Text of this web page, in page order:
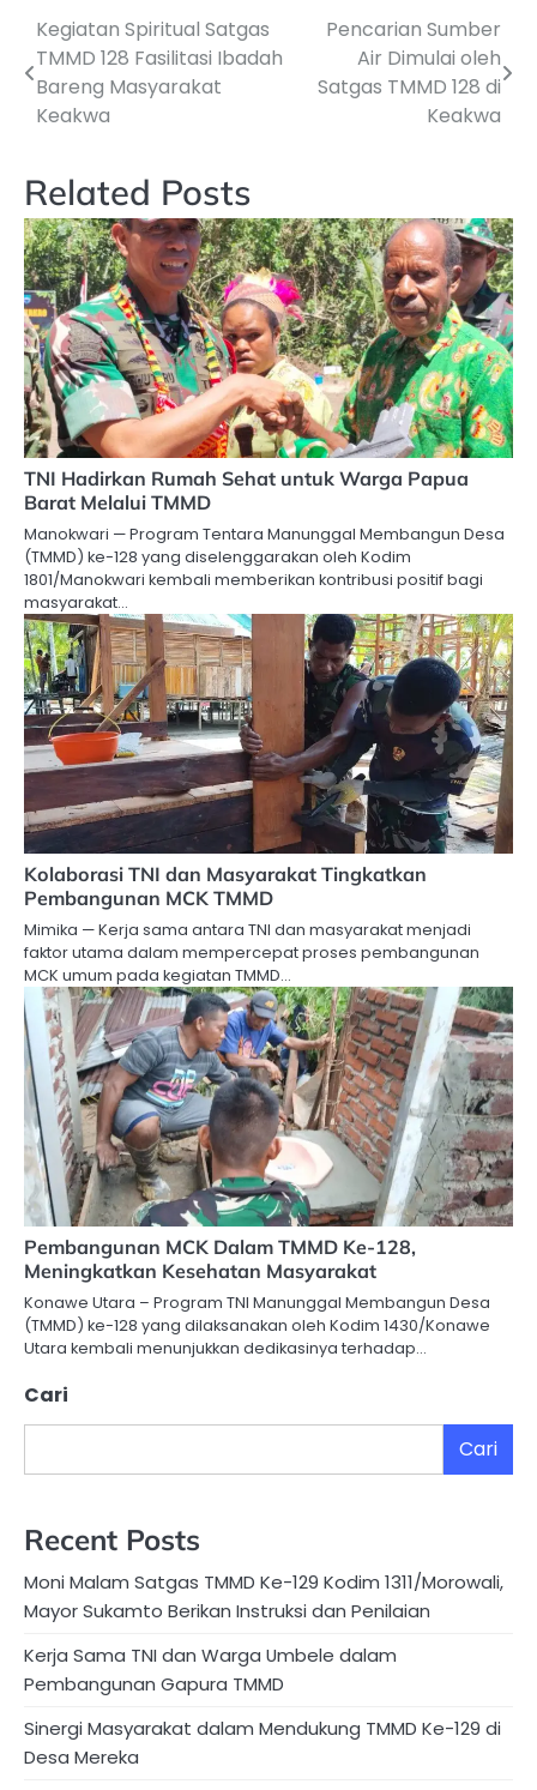
Navigasi
pos
Kegiatan Spiritual Satgas
TMMD 128 Fasilitasi Ibadah
Bareng Masyarakat
Keakwa
Pencarian Sumber
Air Dimulai oleh
Satgas TMMD 128 di
Keakwa
Related Posts
TNI Hadirkan Rumah Sehat untuk Warga Papua
Barat Melalui TMMD
Manokwari — Program Tentara Manunggal Membangun Desa
(TMMD) ke-128 yang diselenggarakan oleh Kodim
1801/Manokwari kembali memberikan kontribusi positif bagi
masyarakat…
Kolaborasi TNI dan Masyarakat Tingkatkan
Pembangunan MCK TMMD
Mimika — Kerja sama antara TNI dan masyarakat menjadi
faktor utama dalam mempercepat proses pembangunan
MCK umum pada kegiatan TMMD…
Pembangunan MCK Dalam TMMD Ke-128,
Meningkatkan Kesehatan Masyarakat
Konawe Utara – Program TNI Manunggal Membangun Desa
(TMMD) ke-128 yang dilaksanakan oleh Kodim 1430/Konawe
Utara kembali menunjukkan dedikasinya terhadap…
Cari
Cari
Recent Posts
Moni Malam Satgas TMMD Ke-129 Kodim 1311/Morowali,
Mayor Sukamto Berikan Instruksi dan Penilaian
Kerja Sama TNI dan Warga Umbele dalam
Pembangunan Gapura TMMD
Sinergi Masyarakat dalam Mendukung TMMD Ke-129 di
Desa Mereka